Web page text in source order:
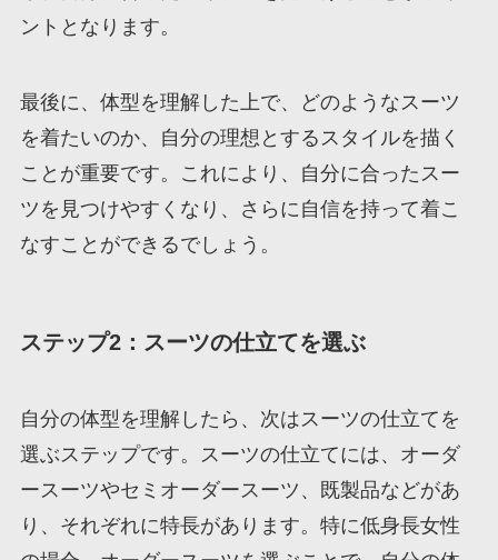
ントとなります。
最後に、体型を理解した上で、どのようなスーツ
を着たいのか、自分の理想とするスタイルを描く
ことが重要です。これにより、自分に合ったスー
ツを見つけやすくなり、さらに自信を持って着こ
なすことができるでしょう。
ステップ2：スーツの仕立てを選ぶ
自分の体型を理解したら、次はスーツの仕立てを
選ぶステップです。スーツの仕立てには、オーダ
ースーツやセミオーダースーツ、既製品などがあ
り、それぞれに特長があります。特に低身長女性